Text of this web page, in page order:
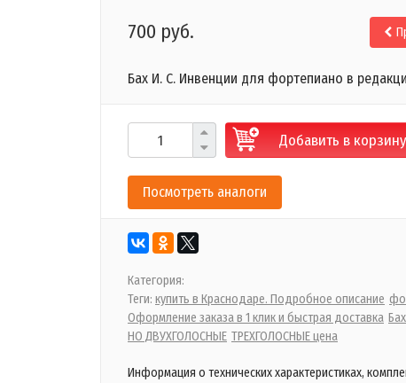
700 руб.
Бах И. С. Инвенции для фортепиано в
Добавить в корзину
Посмотреть аналоги
Категория:
Теги: купить в Краснодаре. Подробное описание
Оформление заказа в 1 клик и быстрая доставка
НО ДВУХГОЛОСНЫЕ ТРЕХГОЛОСНЫЕ цена
Информация о технических характеристиках,